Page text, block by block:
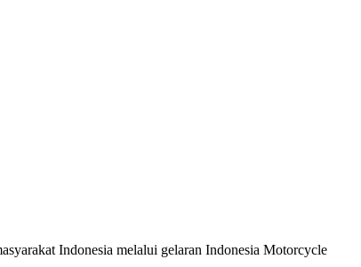
Indonesia melalui gelaran Indonesia Motorcycle